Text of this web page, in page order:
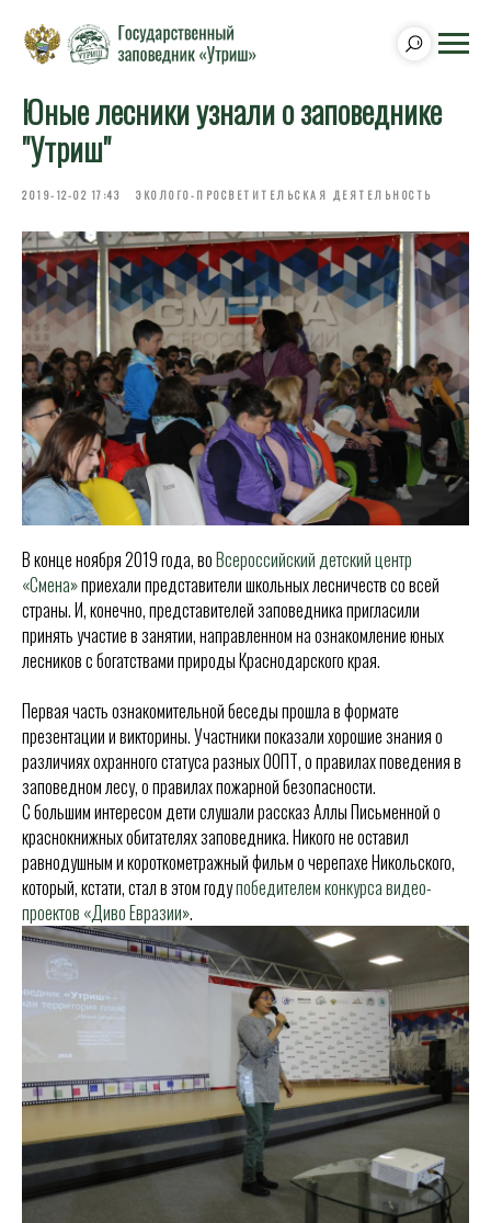
Юные лесники узнали о заповеднике
"Утриш"
2019-12-02 17:43 ЭКОЛОГО-ПРОСВЕТИТЕЛЬСКАЯ ДЕЯТЕЛЬНОСТЬ
В конце ноября 2019 года, воВсероссийский детский центр
«Смена»приехали представители школьных лесничеств со всей
страны. И, конечно, представителей заповедника пригласили
принять участие в занятии, направленном на ознакомление юных
лесников с богатствами природы Краснодарского края.
Первая часть ознакомительной беседы прошла в формате
презентации и викторины. Участники показали хорошие знания о
различиях охранного статуса разных ООПТ, о правилах поведения в
заповедном лесу, о правилах пожарной безопасности.
С большим интересом дети слушали рассказ Аллы Письменной о
краснокнижных обитателях заповедника. Никого не оставил
равнодушным и короткометражный фильм о черепахе Никольского,
который, кстати, стал в этом годупобедителем конкурса видео-
проектов «Диво Евразии».